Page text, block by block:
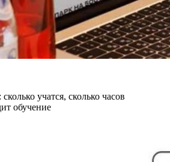
учатся, сколько часов
обучение